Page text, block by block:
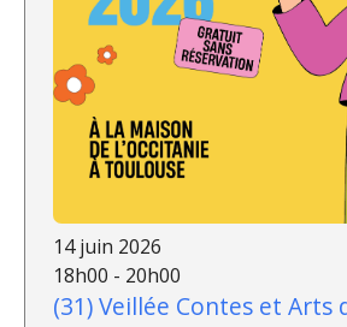
14 juin 2026
18h00 - 20h00
(31) Veillée Contes et Arts